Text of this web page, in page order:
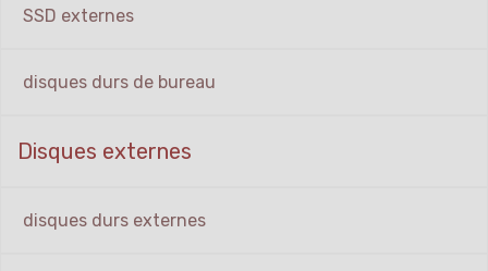
SSD externes
disques durs de bureau
Disques externes
disques durs externes